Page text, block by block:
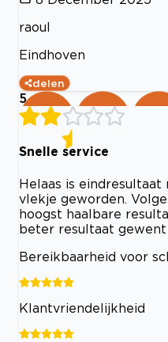
raoul
Eindhoven
delen
5
Snelle service
Helaas is
vlekje geworden.
hoogst haalbare
beter resultaat gewent
Bereikbaarheid voor
Klantvriendelijkheid